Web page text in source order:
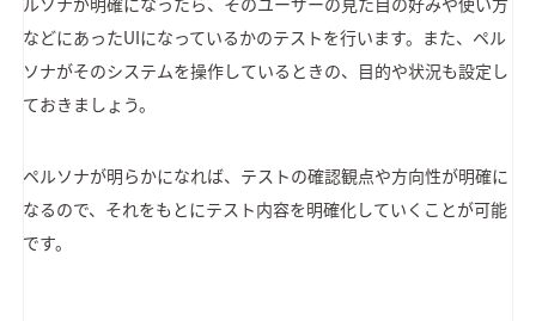
などにあったUIになっているかのテストを行います。また、ペル
ソナがそのシステムを操作しているときの、目的や状況も設定し
ておきましょう。
ペルソナが明らかになれば、テストの確認観点や方向性が明確に
なるので、それをもとにテスト内容を明確化していくことが可能
です。